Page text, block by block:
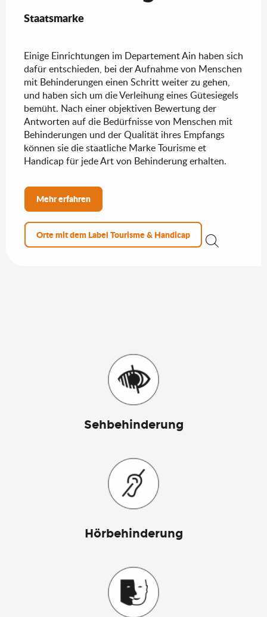
Staatsmarke
Einige Einrichtungen im Departement Ain haben sich
dafür entschieden, bei der Aufnahme von Menschen
mit Behinderungen einen Schritt weiter zu gehen,
und haben sich um die Verleihung eines Gütesiegels
bemüht. Nach einer objektiven Bewertung der
Antworten auf die Bedürfnisse von Menschen mit
Behinderungen und der Qualität ihres Empfangs
können sie die staatliche Marke Tourisme et
Handicap für jede Art von Behinderung erhalten.
Mehr erfahren
Orte mit dem Label Tourisme & Handicap
Sehbehinderung
Hörbehinderung